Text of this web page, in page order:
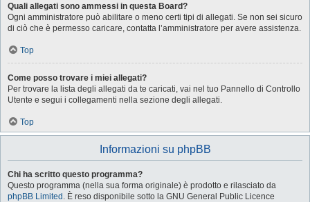
Quali allegati sono ammessi in questa Board?
Ogni amministratore può abilitare o meno certi tipi di allegati. Se non sei sicuro
di ciò che è permesso caricare, contatta l’amministratore per avere assistenza.
Top
Come posso trovare i miei allegati?
Per trovare la lista degli allegati da te caricati, vai nel tuo Pannello di Controllo
Utente e segui i collegamenti nella sezione degli allegati.
Top
Informazioni su phpBB
Chi ha scritto questo programma?
Questo programma (nella sua forma originale) è prodotto e rilasciato da
phpBB Limited . È reso disponibile sotto la GNU General Public Licence